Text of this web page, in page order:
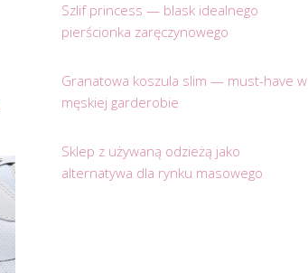
Szlif princess — blask idealnego
pierścionka zaręczynowego
Granatowa koszula slim — must-have w
męskiej garderobie
Sklep z używaną odzieżą jako
alternatywa dla rynku masowego